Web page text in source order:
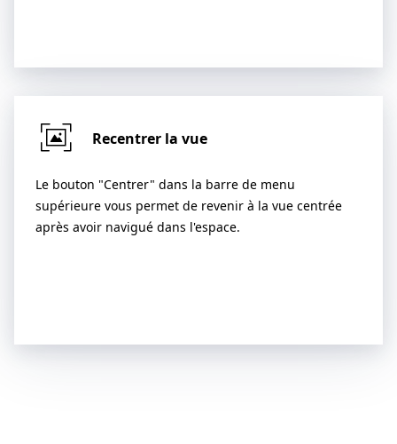
Recentrer la vue
Le bouton "Centrer" dans la barre de menu
supérieure vous permet de revenir à la vue centrée
après avoir navigué dans l'espace.